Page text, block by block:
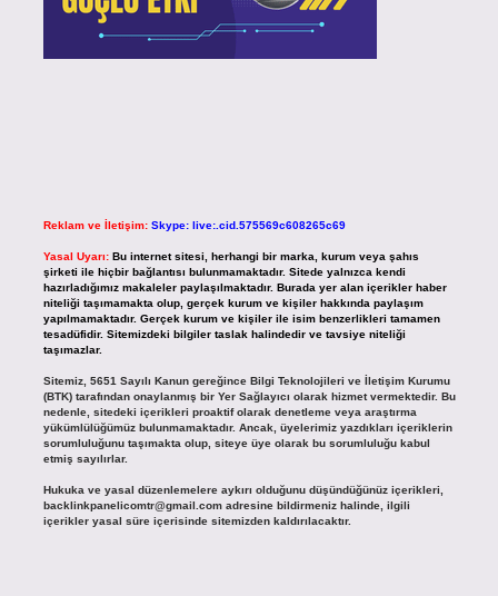
Reklam ve İletişim: Skype: live:.cid.575569c608265c69
Yasal Uyarı: Bu internet sitesi, herhangi bir marka, kurum veya şahıs
şirketi ile hiçbir bağlantısı bulunmamaktadır. Sitede yalnızca kendi
hazırladığımız makaleler paylaşılmaktadır. Burada yer alan içerikler haber
niteliği taşımamakta olup, gerçek kurum ve kişiler hakkında paylaşım
yapılmamaktadır. Gerçek kurum ve kişiler ile isim benzerlikleri tamamen
tesadüfidir. Sitemizdeki bilgiler taslak halindedir ve tavsiye niteliği
taşımazlar.
Sitemiz, 5651 Sayılı Kanun gereğince Bilgi Teknolojileri ve İletişim Kurumu
(BTK) tarafından onaylanmış bir Yer Sağlayıcı olarak hizmet vermektedir. Bu
nedenle, sitedeki içerikleri proaktif olarak denetleme veya araştırma
yükümlülüğümüz bulunmamaktadır. Ancak, üyelerimiz yazdıkları içeriklerin
sorumluluğunu taşımakta olup, siteye üye olarak bu sorumluluğu kabul
etmiş sayılırlar.
Hukuka ve yasal düzenlemelere aykırı olduğunu düşündüğünüz içerikleri,
backlinkpanelicomtr@gmail.comadresine bildirmeniz halinde, ilgili
içerikler yasal süre içerisinde sitemizden kaldırılacaktır.